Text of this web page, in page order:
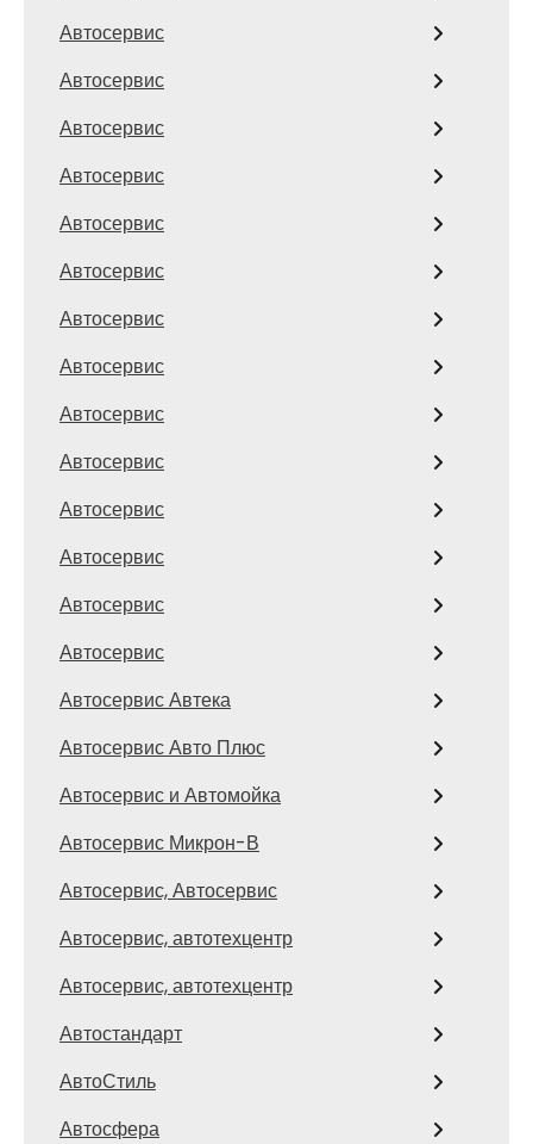
Автосервис
Автосервис
Автосервис
Автосервис
Автосервис
Автосервис
Автосервис
Автосервис
Автосервис
Автосервис
Автосервис
Автосервис
Автосервис
Автосервис
Автосервис Автека
Автосервис Авто Плюс
Автосервис и Автомойка
Автосервис Микрон-В
Автосервис, Автосервис
Автосервис, автотехцентр
Автосервис, автотехцентр
Автостандарт
АвтоСтиль
Автосфера